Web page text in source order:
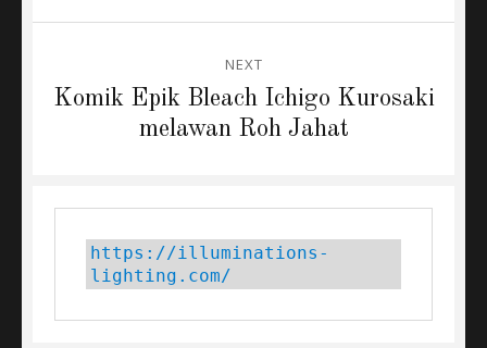
NEXT
NextKomik Epik Bleach Ichigo Kurosaki
melawan Roh Jahat
https://illuminations-
lighting.com/